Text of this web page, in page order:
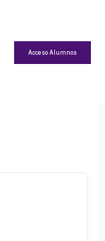
Acceso Alumnos